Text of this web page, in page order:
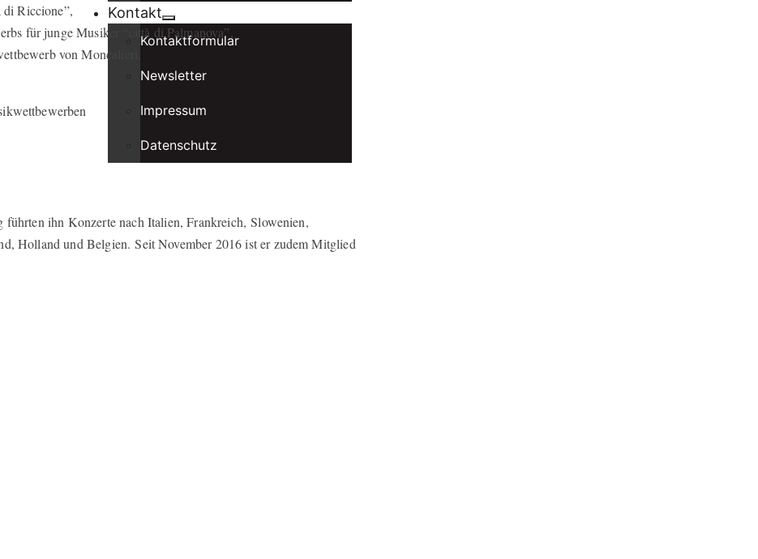
Kontakt
Kontaktformular
Newsletter
Impressum
Datenschutz
di Riccione”,
für junge Musiker “città di Palmanova”,
von Moncalieri,
ihn Konzerte nach Italien, Frankreich, Slowenien,
Holland und Belgien. Seit November 2016 ist er zudem Mitglied